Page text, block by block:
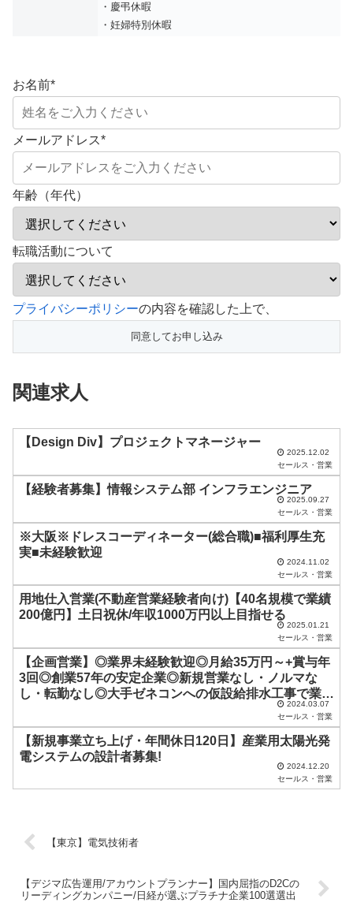
・慶弔休暇
・妊婦特別休暇
お名前*
メールアドレス*
年齢（年代）
転職活動について
こ
フ
ー
ま
ま
し
て
さ
。
プライバシーポリシーの内容を確認した上で、
関連求人
【Design Div】プロジェクトマネージャー
2025.12.02
セールス・営業
【経験者募集】情報システム部 インフラエンジニア
2025.09.27
セールス・営業
※大阪※ドレスコーディネーター(総合職)■福利厚生充
実■未経験歓迎
2024.11.02
セールス・営業
用地仕入営業(不動産営業経験者向け)【40名規模で業績
200億円】土日祝休/年収1000万円以上目指せる
2025.01.21
セールス・営業
【企画営業】◎業界未経験歓迎◎月給35万円～+賞与年
3回◎創業57年の安定企業◎新規営業なし・ノルマな
し・転勤なし◎大手ゼネコンへの仮設給排水工事で業界
2024.03.07
セールス・営業
【新規事業立ち上げ・年間休日120日】産業用太陽光発
電システムの設計者募集!
2024.12.20
セールス・営業
【東京】電気技術者
【デジマ広告運用/アカウントプランナー】国内屈指のD2Cの
リーディングカンパニー/日経が選ぶプラチナ企業100選選出